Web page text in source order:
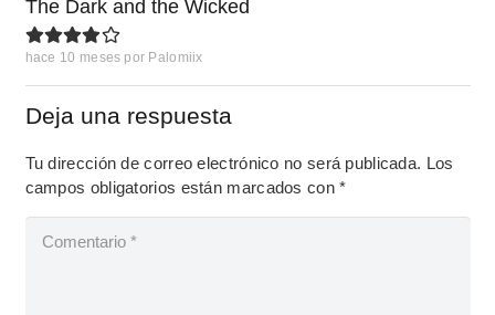
The Dark and the Wicked
hace 10 meses por Palomiix
Deja una respuesta
Tu dirección de correo electrónico no será publicada. Los
campos obligatorios están marcados con*